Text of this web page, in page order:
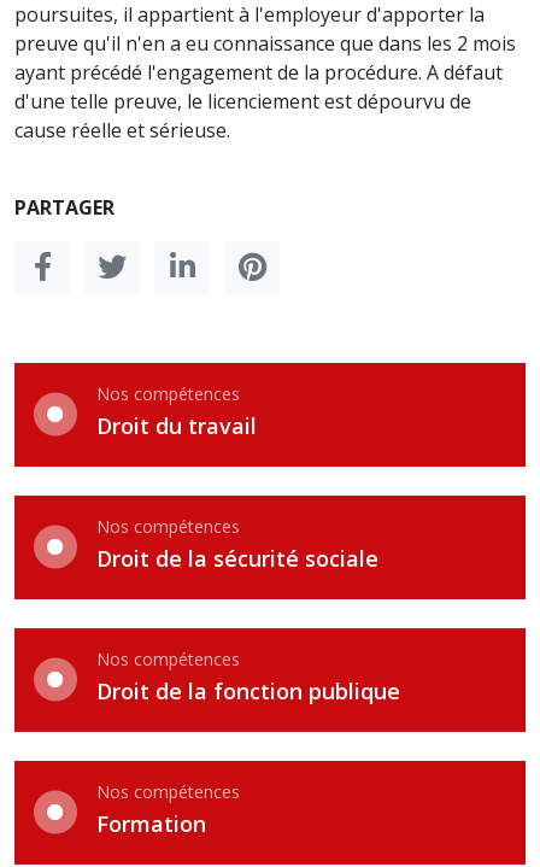
poursuites, il appartient à l'employeur d'apporter la
preuve qu'il n'en a eu connaissance que dans les 2 mois
ayant précédé l'engagement de la procédure. A défaut
d'une telle preuve, le licenciement est dépourvu de
cause réelle et sérieuse.
PARTAGER
Nos compétences
Droit du travail
Nos compétences
Droit de la sécurité sociale
Nos compétences
Droit de la fonction publique
Nos compétences
Formation